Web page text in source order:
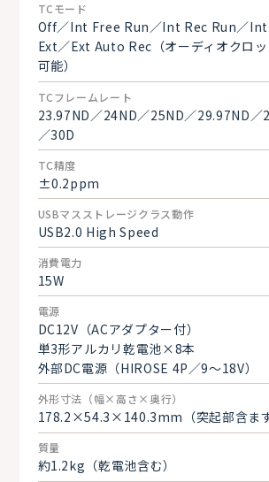
TCモード
Off／Int Free Run／Int Rec Run／Int
Ext／Ext Auto Rec（オーディオクロ
可能）
TCフレームレート
23.97ND／24ND／25ND／29.97ND／
／30D
TC精度
±0.2ppm
USBマスストレージクラス動作
USB2.0 High Speed
消費電力
15W
電源
DC12V（ACアダプター付）
単3形アルカリ乾電池×8本
外部DC電源（HIROSE 4P／9～18V）
外形寸法（幅×高さ×奥行）
178.2×54.3×140.3mm（突起部含まず
質量
約1.2kg（乾電池含む）